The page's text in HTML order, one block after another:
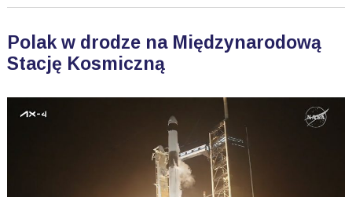
Polak w drodze na Międzynarodową
Stację Kosmiczną